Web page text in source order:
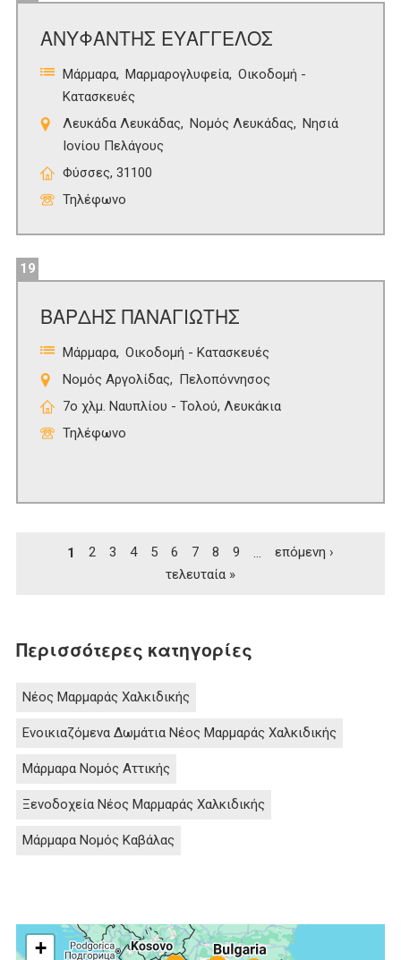
ΑΝΥΦΑΝΤΗΣ ΕΥΑΓΓΕΛΟΣ
Μάρμαρα Μαρμαρογλυφεία Οικοδομή -
Κατασκευές
Λευκάδα Λευκάδας
Νομός Λευκάδας
Νησιά
Ιονίου Πελάγους
Φύσσες, 31100
Τηλέφωνο
19
ΒΑΡΔΗΣ ΠΑΝΑΓΙΩΤΗΣ
Μάρμαρα Οικοδομή - Κατασκευές
Νομός Αργολίδας
Πελοπόννησος
7ο χλμ. Ναυπλίου - Τολού, Λευκάκια
Τηλέφωνο
1 2 3 4 5 6 7 8 9
επόμενη ›
τελευταία »
Περισσότερες κατηγορίες
Νέος Μαρμαράς Χαλκιδικής
Ενοικιαζόμενα Δωμάτια Νέος Μαρμαράς Χαλκιδικής
Μάρμαρα Νομός Αττικής
Ξενοδοχεία Νέος Μαρμαράς Χαλκιδικής
Μάρμαρα Νομός Καβάλας
+